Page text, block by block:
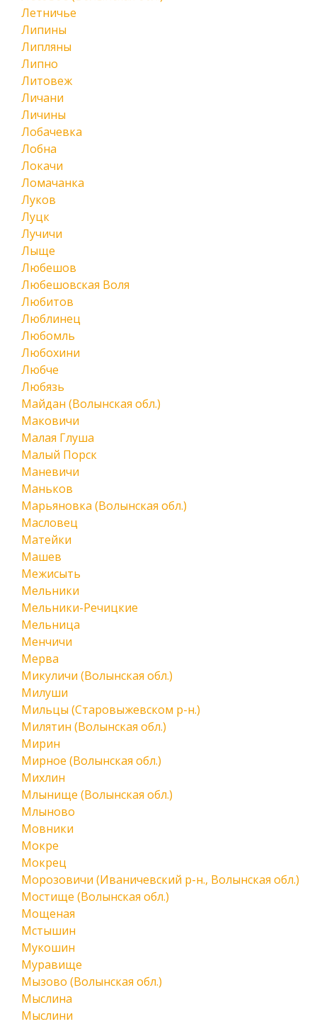
Летничье
Липины
Липляны
Липно
Литовеж
Личани
Личины
Лобачевка
Лобна
Локачи
Ломачанка
Луков
Луцк
Лучичи
Лыще
Любешов
Любешовская Воля
Любитов
Люблинец
Любомль
Любохини
Любче
Любязь
Майдан (Волынская обл.)
Маковичи
Малая Глуша
Малый Порск
Маневичи
Маньков
Марьяновка (Волынская обл.)
Масловец
Матейки
Машев
Межисыть
Мельники
Мельники-Речицкие
Мельница
Менчичи
Мерва
Микуличи (Волынская обл.)
Милуши
Мильцы (Старовыжевском р-н.)
Милятин (Волынская обл.)
Мирин
Мирное (Волынская обл.)
Михлин
Млынище (Волынская обл.)
Млыново
Мовники
Мокре
Мокрец
Морозовичи (Иваничевский р-н., Волынская обл.)
Мостище (Волынская обл.)
Мощеная
Мстышин
Мукошин
Муравище
Мызово (Волынская обл.)
Мыслина
Мыслини